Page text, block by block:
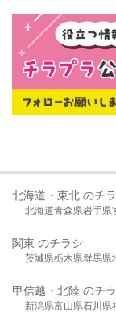
北海道・東北 のチ
北海道青森県岩手県
関東 のチラシ
茨城県栃木県群馬県
甲信越・北陸 のチ
新潟県富山県石川県